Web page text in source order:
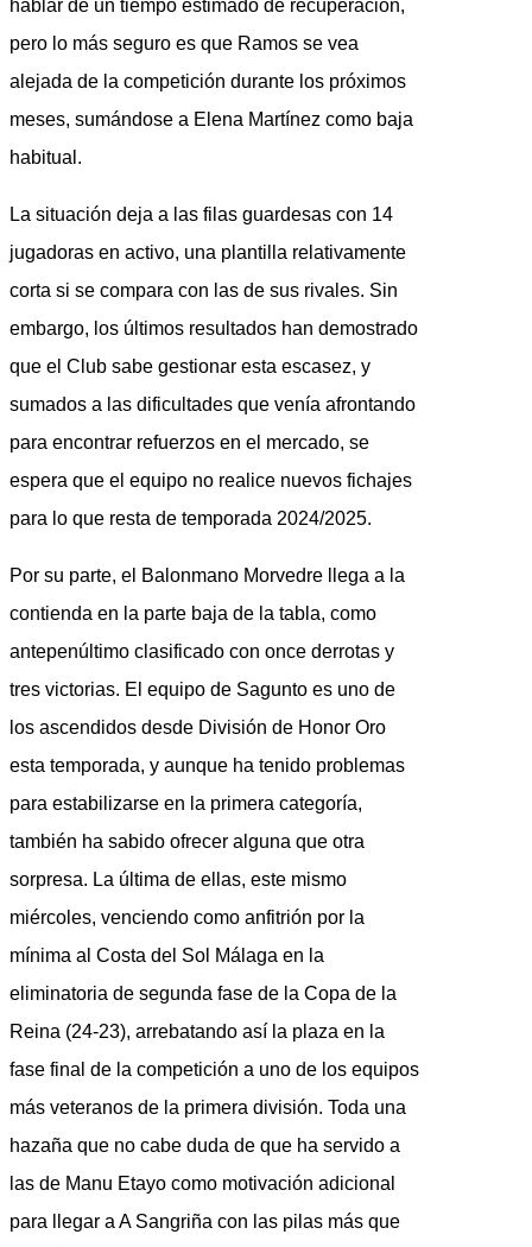
hablar de un tiempo estimado de recuperación,
pero lo más seguro es que Ramos se vea
alejada de la competición durante los próximos
meses, sumándose a Elena Martínez como baja
habitual.
La situación deja a las filas guardesas con 14
jugadoras en activo, una plantilla relativamente
corta si se compara con las de sus rivales. Sin
embargo, los últimos resultados han demostrado
que el Club sabe gestionar esta escasez, y
sumados a las dificultades que venía afrontando
para encontrar refuerzos en el mercado, se
espera que el equipo no realice nuevos fichajes
para lo que resta de temporada 2024/2025.
Por su parte, el Balonmano Morvedre llega a la
contienda en la parte baja de la tabla, como
antepenúltimo clasificado con once derrotas y
tres victorias. El equipo de Sagunto es uno de
los ascendidos desde División de Honor Oro
esta temporada, y aunque ha tenido problemas
para estabilizarse en la primera categoría,
también ha sabido ofrecer alguna que otra
sorpresa. La última de ellas, este mismo
miércoles, venciendo como anfitrión por la
mínima al Costa del Sol Málaga en la
eliminatoria de segunda fase de la Copa de la
Reina (24-23), arrebatando así la plaza en la
fase final de la competición a uno de los equipos
más veteranos de la primera división. Toda una
hazaña que no cabe duda de que ha servido a
las de Manu Etayo como motivación adicional
para llegar a A Sangriña con las pilas más que